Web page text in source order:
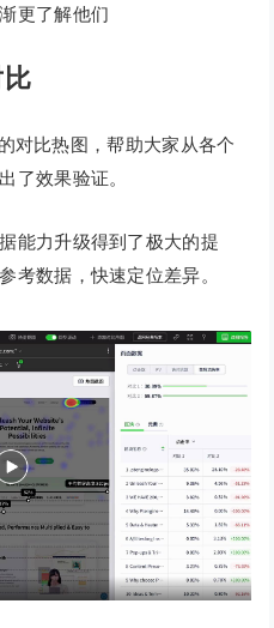
更了解他们
对比热图，帮助大家从各个
了效果验证。
能力升级得到了极大的提
考数据，快速定位差异。